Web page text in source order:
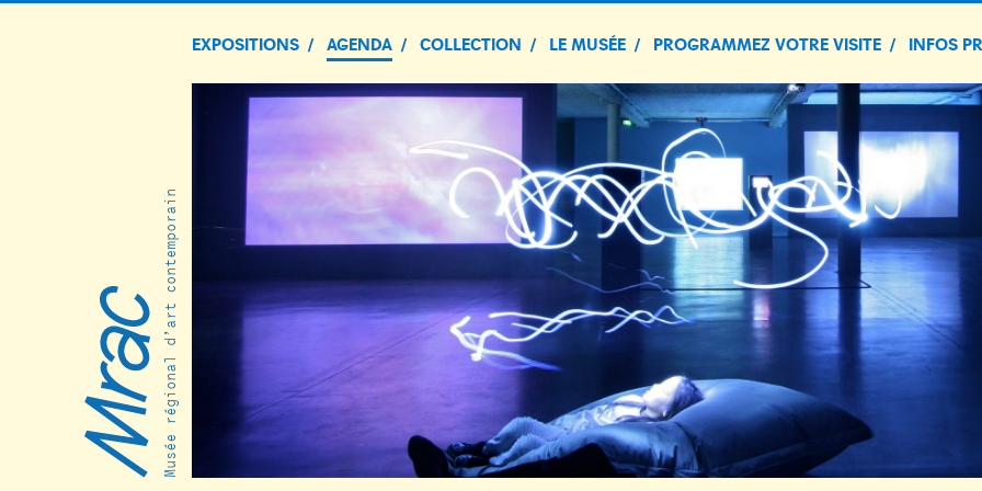
EXPOSITIONS AGENDA COLLECTION LE MUSÉE PROGRAMMEZ VOTRE VISITE INFOS
Musée régional d’art contemporain